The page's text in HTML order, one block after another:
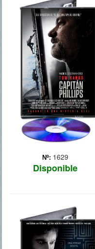
Nº: 1629
Disponible
CAPITAN
PHILLIPS
En el año 2009, en aguas
internacionales a 145
millas de la costa de
Somalia, en el cuerno de
África, el buque carguero
“Maersk Alabama”, al
mando del capitán de la
marina mercante
estadouni... Más
PRISIONEROS
Keller Dover se enfrenta a